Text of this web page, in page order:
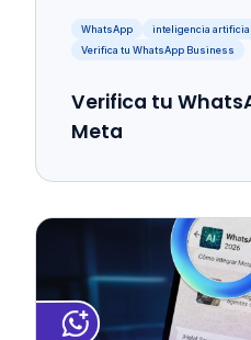
WhatsApp inteligencia artificial
Verifica tu WhatsApp Business
Verifica tu
Meta